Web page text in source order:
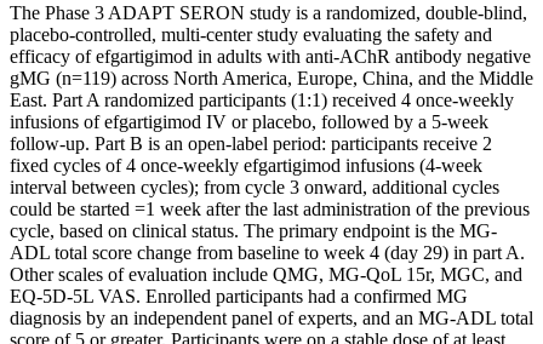
The Phase 3 ADAPT SERON study is a randomized, double-blind,
placebo-controlled, multi-center study evaluating the safety and
efficacy of efgartigimod in adults with anti-AChR antibody negative
gMG (n=119) across North America, Europe, China, and the Middle
East. Part A randomized participants (1:1) received 4 once-weekly
infusions of efgartigimod IV or placebo, followed by a 5-week
follow-up. Part B is an open-label period: participants receive 2
fixed cycles of 4 once-weekly efgartigimod infusions (4-week
interval between cycles); from cycle 3 onward, additional cycles
could be started =1 week after the last administration of the previous
cycle, based on clinical status. The primary endpoint is the MG-
ADL total score change from baseline to week 4 (day 29) in part A.
Other scales of evaluation include QMG, MG-QoL 15r, MGC, and
EQ-5D-5L VAS. Enrolled participants had a confirmed MG
diagnosis by an independent panel of experts, and an MG-ADL total
score of 5 or greater. Participants were on a stable dose of at least